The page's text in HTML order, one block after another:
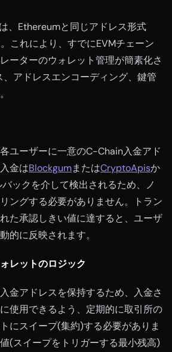
、Ethereumと同じアドレス形式
これにより、すでにEVMチェーン
ーターのウォレット管理が簡素化さ
アドレスエンコーディング、鍵管
ユーザーに一意のC-Chain入金アド
金はBlockgumまたはCryptoApisか
ックを介して検出されるため、ノ
ングする必要がありません。トラン
た承認しきい値に達すると、ユーザ
的に反映されます。
レットのロジック
金アドレスを保持するため、入金さ
使用できるよう、定期的に取引所の
にスイープ(集約)する必要がありま
(スイープをトリガーする最小残高)